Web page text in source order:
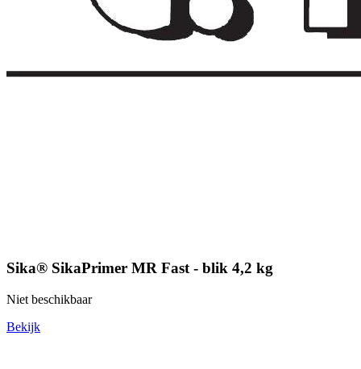
Sika® SikaPrimer MR Fast - blik 4,2 kg
Niet beschikbaar
Bekijk